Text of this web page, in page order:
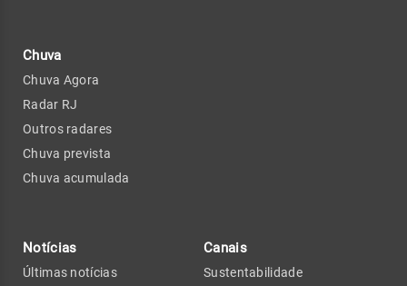
Chuva
Chuva Agora
Radar RJ
Outros radares
Chuva prevista
Chuva acumulada
Notícias
Últimas notícias
Canais
Sustentabilidade